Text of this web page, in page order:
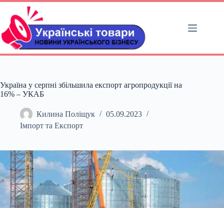
Перейти
вмісту
Україна у серпні збільшила експорт агропродукції на
16% – УКАБ
Килина Поліщук
05.09.2023
Імпорт та Експорт